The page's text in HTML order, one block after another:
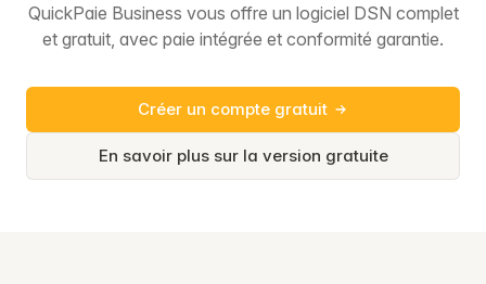
QuickPaie Business vous offre un logiciel DSN complet
et gratuit, avec paie intégrée et conformité garantie.
Créer un compte gratuit
En savoir plus sur la version gratuite